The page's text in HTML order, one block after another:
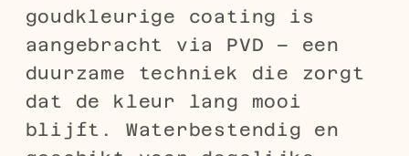
goudkleurige coating is
aangebracht via PVD – een
duurzame techniek die zorgt
dat de kleur lang mooi
blijft. Waterbestendig en